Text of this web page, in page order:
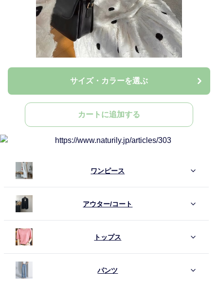
サイズ・カラーを選ぶ
カートに追加する
ワンピース
アウター/コート
トップス
パンツ